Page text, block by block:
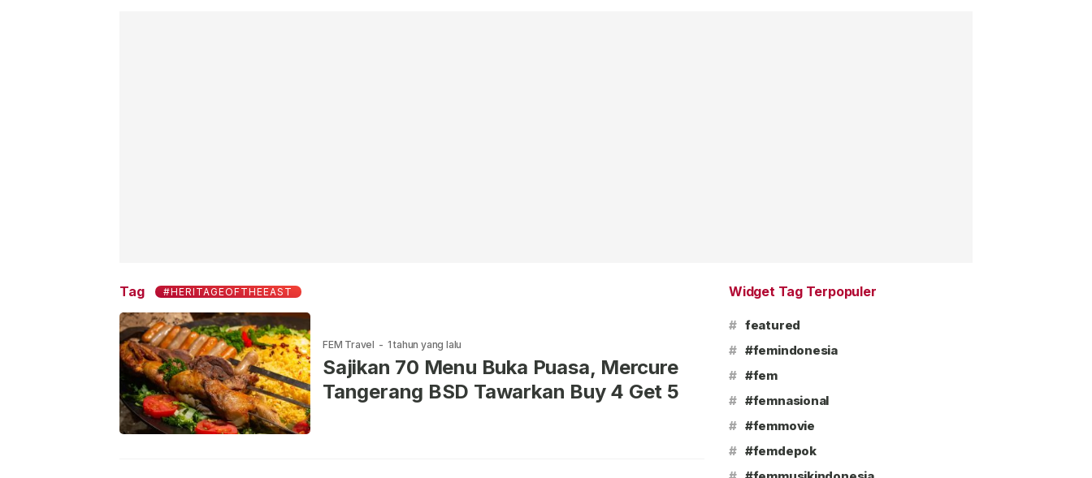
Tag #HERITAGEOFTHEEAST
FEM Travel - 1 tahun yang lalu
Sajikan 70 Menu Buka Puasa, Mercure
Tangerang BSD Tawarkan Buy 4 Get 5
Widget Tag Terpopuler
# featured
# #femindonesia
# #fem
# #femnasional
# #femmovie
# #femdepok